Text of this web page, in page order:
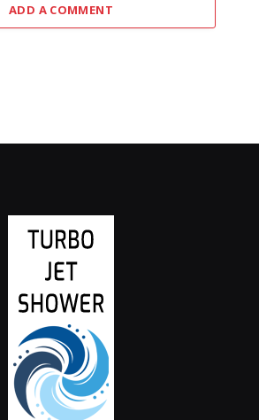
ADD A COMMENT